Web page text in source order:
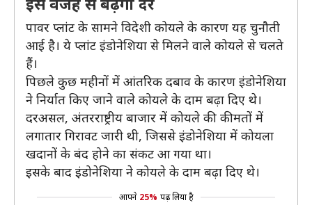
पावर प्लांट के सामने विदेशी कोयले के कारण यह चुनौती
आई है। ये प्लांट इंडोनेशिया से मिलने वाले कोयले से चलते
हैं।
पिछले कुछ महीनों में आंतरिक दबाव के कारण इंडोनेशिया
ने निर्यात किए जाने वाले कोयले के दाम बढ़ा दिए थे।
दरअसल, अंतरराष्ट्रीय बाजार में कोयले की कीमतों में
लगातार गिरावट जारी थी, जिससे इंडोनेशिया में कोयला
खदानों के बंद होने का संकट आ गया था।
इसके बाद इंडोनेशिया ने कोयले के दाम बढ़ा दिए थे।
आपने 25% पढ़ लिया है